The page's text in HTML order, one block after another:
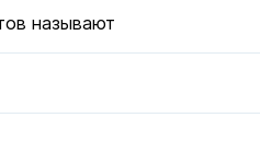
называют